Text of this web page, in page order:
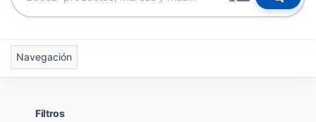
Navegación
Filtros